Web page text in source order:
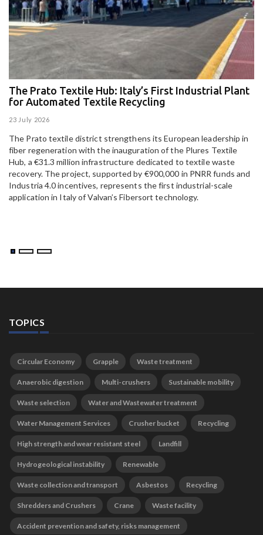
The Prato Textile Hub: Italy’s First Industrial Plant
for Automated Textile Recycling
23 July 2026
The Prato textile district strengthens its European leadership in
fiber regeneration with the inauguration of the Plures Textile
Hub, a €31.3 million infrastructure dedicated to textile waste
recovery. The project, supported by €900,000 in PNRR funds and
Industria 4.0 incentives, represents the first industrial-scale
application in Italy of Valvan’s Fibersort technology.
TOPICS
Circular Economy Grapple Waste treatment
Anaerobic digestion Multi-crushers Sustainable mobility
Waste selection Water and Wastewater treatment
Water Management Services Crusher bucket Recycling
High strength and wear resistant steel Landfill
Hydrogeological instability Renewable
Waste collection and transport Asbestos Recycling
Shredders and Crushers Crane Waste facility
Accident prevention and safety, risks management